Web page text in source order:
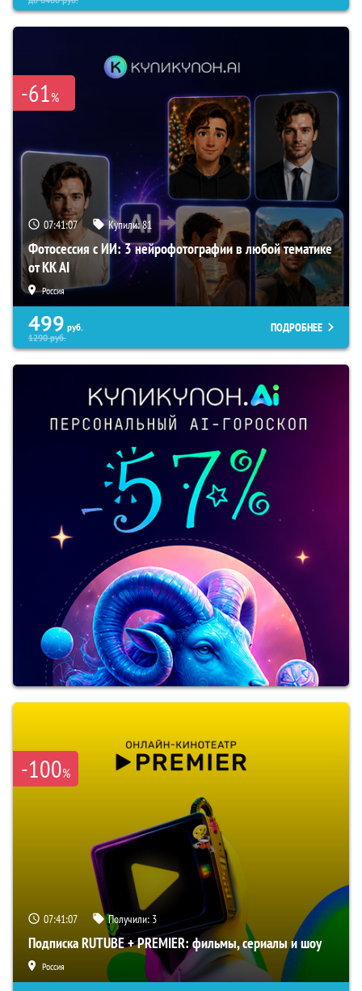
-61%
07:41:06 Купили:81
Фотосессия с ИИ: 3 нейрофотографии в любой тематике
от KK AI
Россия
499 руб.
1290руб.
ПОДРОБНЕЕ
-100%
07:41:06 Получили: 3
Подписка RUTUBE + PREMIER: фильмы, сериалы и шоу
Россия